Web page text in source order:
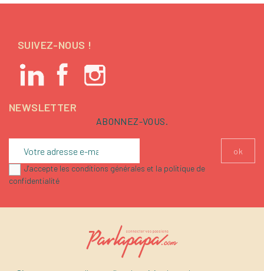
SUIVEZ-NOUS !
NEWSLETTER
ABONNEZ-VOUS.
J'accepte les conditions générales et la politique de
confidentialité